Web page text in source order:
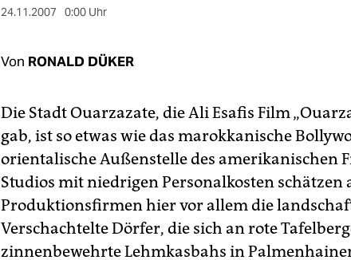
24.11.2007 0:00 Uhr
Von RONALD DÜKER
Die Stadt Ouarzazate, die Ali Esafis Film
gab, ist so etwas wie das marokkanische
orientalische Außenstelle des amerikanischen
Studios mit niedrigen Personalkosten schätzen
Produktionsfirmen hier vor allem die
Verschachtelte Dörfer, die sich an rote
zinnenbewehrte Lehmkasbahs in